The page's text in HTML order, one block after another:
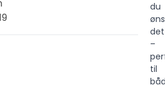
du
det
–
til